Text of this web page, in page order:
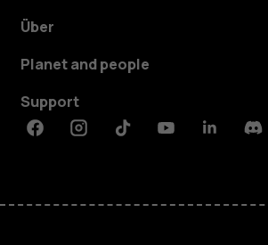
Über
Planet and people
Support
FacebookInstagramTiktokYoutubeLinkedin